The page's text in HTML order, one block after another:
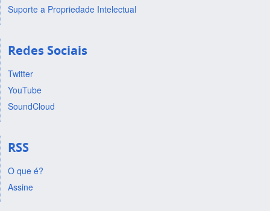
Suporte a Propriedade Intelectual
Redes Sociais
Twitter
YouTube
SoundCloud
RSS
O que é?
Assine